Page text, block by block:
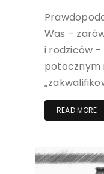
Was –
i rodziców
potocznym
READ MORE